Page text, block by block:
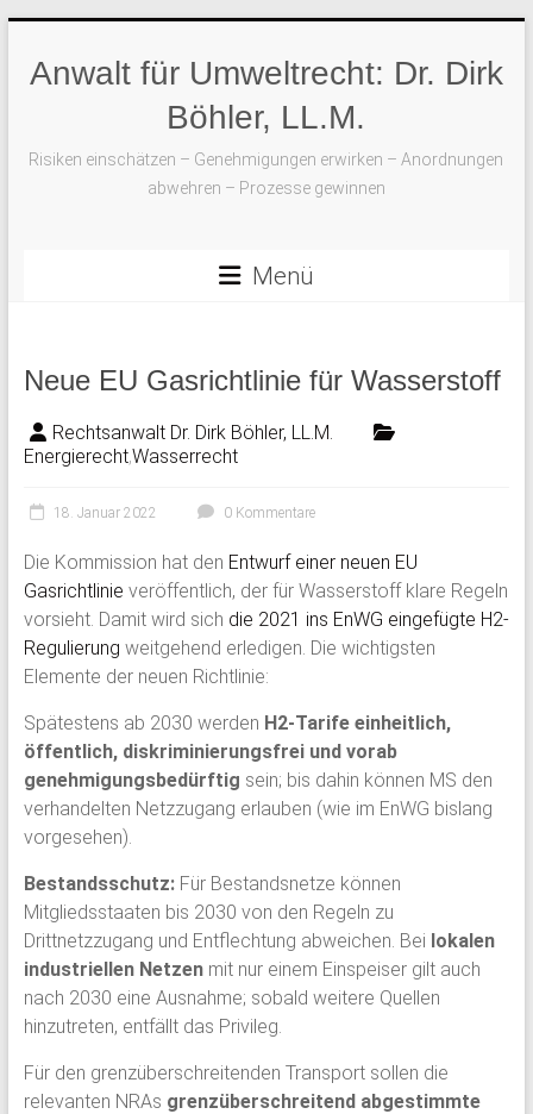
content
Anwalt für Umweltrecht: Dr. Dirk
Böhler, LL.M.
Risiken einschätzen – Genehmigungen erwirken – Anordnungen
abwehren – Prozesse gewinnen
Menü
Neue EU Gasrichtlinie für Wasserstoff
Rechtsanwalt Dr. Dirk Böhler, LL.M.
Energierecht,Wasserrecht
18. Januar 2022 0 Kommentare
Die Kommission hat den Entwurf einer neuen EU
Gasrichtlinie veröffentlich, der für Wasserstoff klare Regeln
vorsieht. Damit wird sich die 2021 ins EnWG eingefügte H2-
Regulierung weitgehend erledigen. Die wichtigsten
Elemente der neuen Richtlinie:
Spätestens ab 2030 werden H2-Tarife einheitlich,
öffentlich, diskriminierungsfrei und vorab
genehmigungsbedürftig sein; bis dahin können MS den
verhandelten Netzzugang erlauben (wie im EnWG bislang
vorgesehen).
Bestandsschutz:Für Bestandsnetze können
Mitgliedsstaaten bis 2030 von den Regeln zu
Drittnetzzugang und Entflechtung abweichen. Bei lokalen
industriellen Netzenmit nur einem Einspeiser gilt auch
nach 2030 eine Ausnahme; sobald weitere Quellen
hinzutreten, entfällt das Privileg.
Für den grenzüberschreitenden Transport sollen die
relevanten NRAs grenzüberschreitend abgestimmte